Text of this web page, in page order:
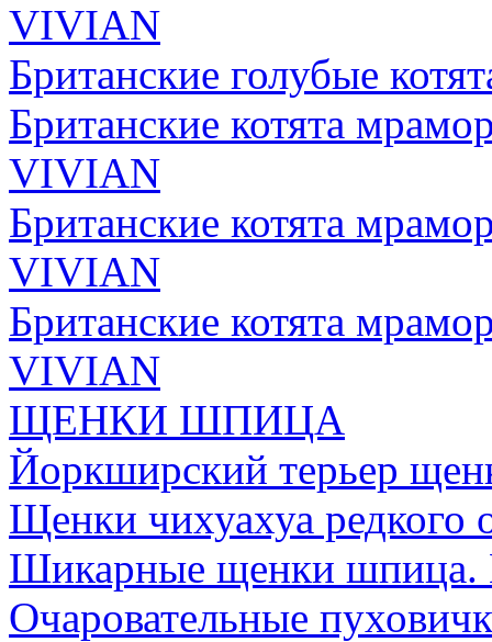
VIVIAN
Британские голубые
Британские котята
VIVIAN
Британские котята
VIVIAN
Британские котята
VIVIAN
ЩЕНКИ ШПИЦА
Йоркширский терьер
Щенки чихуахуа редкого
Шикарные щенки шпица.
Очаровательные